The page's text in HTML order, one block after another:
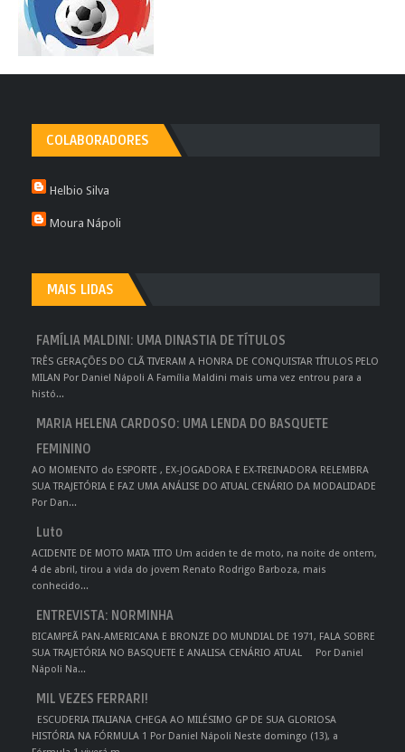
COLABORADORES
Helbio Silva
Moura Nápoli
MAIS LIDAS
FAMÍLIA MALDINI: UMA DINASTIA DE TÍTULOS
TRÊS GERAÇÕES DO CLÃ TIVERAM A HONRA DE CONQUISTAR TÍTULOS PELO
MILAN Por Daniel Nápoli A Família Maldini mais uma vez entrou para a
histó...
MARIA HELENA CARDOSO: UMA LENDA DO BASQUETE
FEMININO
AO MOMENTO do ESPORTE , EX-JOGADORA E EX-TREINADORA RELEMBRA
SUA TRAJETÓRIA E FAZ UMA ANÁLISE DO ATUAL CENÁRIO DA MODALIDADE
Por Dan...
Luto
ACIDENTE DE MOTO MATA TITO Um aciden te de moto, na noite de ontem,
4 de abril, tirou a vida do jovem Renato Rodrigo Barboza, mais
conhecido...
ENTREVISTA: NORMINHA
BICAMPEÃ PAN-AMERICANA E BRONZE DO MUNDIAL DE 1971, FALA SOBRE
SUA TRAJETÓRIA NO BASQUETE E ANALISA CENÁRIO ATUAL Por Daniel
Nápoli Na...
MIL VEZES FERRARI!
ESCUDERIA ITALIANA CHEGA AO MILÉSIMO GP DE SUA GLORIOSA
HISTÓRIA NA FÓRMULA 1 Por Daniel Nápoli Neste domingo (13), a